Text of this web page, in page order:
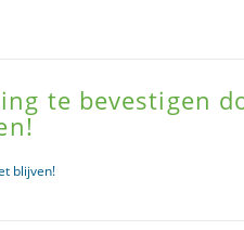
te bevestigen
blijven!